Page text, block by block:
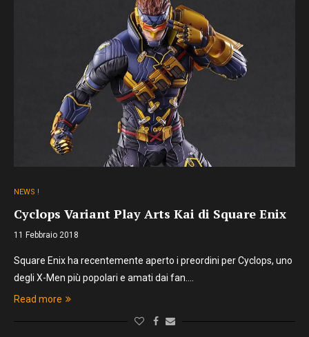
NEWS !
Cyclops Variant Play Arts Kai di Square Enix
11 Febbraio 2018
Square Enix ha recentemente aperto i preordini per Cyclops, uno
degli X-Men più popolari e amati dai fan.…
Read more